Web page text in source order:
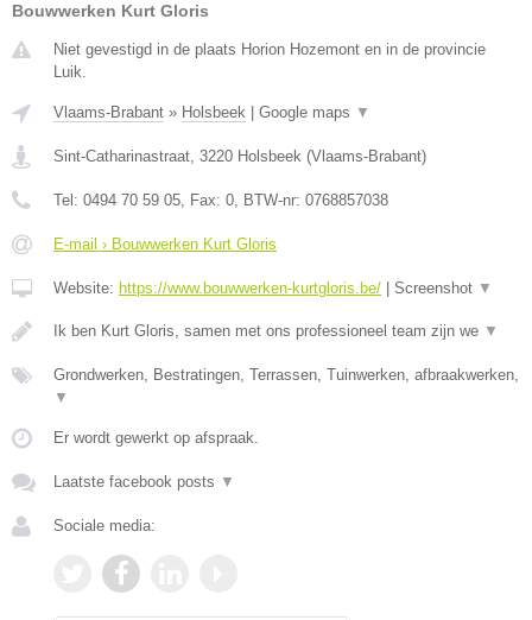
Bouwwerken Kurt Gloris
Niet gevestigd in de plaats Horion Hozemont en in de provincie
Luik.
Vlaams-Brabant » Holsbeek Google maps ▼
Sint-Catharinastraat, 3220 Holsbeek (Vlaams-Brabant)
Tel: 0494 70 59 05, Fax: 0, BTW-nr: 0768857038
E-mail › Bouwwerken Kurt Gloris
Website: https://www.bouwwerken-kurtgloris.be/ Screenshot ▼
Ik ben Kurt Gloris, samen met ons professioneel team zijn we ▼
Grondwerken, Bestratingen, Terrassen, Tuinwerken, afbraakwerken,
▼
Er wordt gewerkt op afspraak.
Laatste facebook posts ▼
Sociale media: